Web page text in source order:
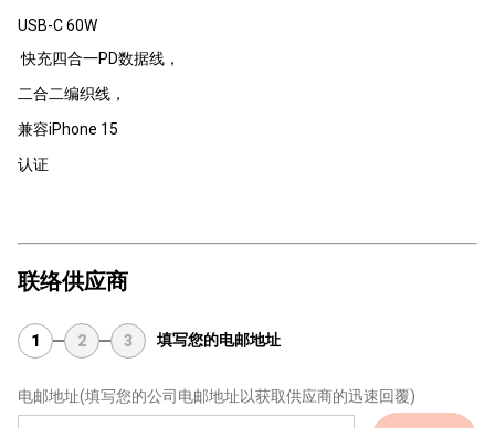
USB-C 60W
快充四合一PD数据线，
二合二编织线，
兼容iPhone 15
认证
联络供应商
1 2 3 填写您的电邮地址
电邮地址(填写您的公司电邮地址以获取供应商的迅速回覆)